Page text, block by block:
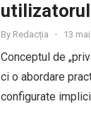
By Redacția • 13
Conceptul de
ci o abordare
configurate